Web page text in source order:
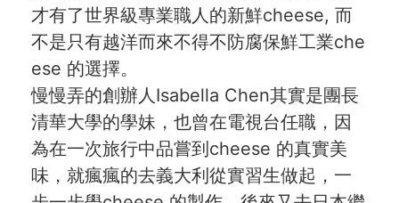
才有了世界級專業職人的新鮮cheese, 而
不是只有越洋而來不得不防腐保鮮工業che
ese 的選擇。
慢慢弄的創辦人Isabella Chen其實是團長
清華大學的學妹，也曾在電視台任職，因
為在一次旅行中品嘗到cheese 的真實美
味，就瘋瘋的去義大利從實習生做起，一